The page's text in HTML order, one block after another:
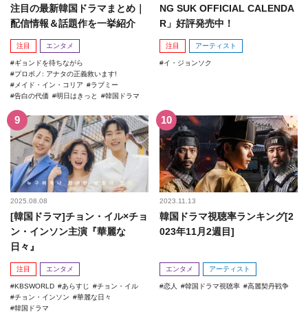
注目の最新韓国ドラマまとめ｜
配信情報＆話題作を一挙紹介
注目 エンタメ
ギョンドを待ちながら
プロボノ: アナタの正義救います!
メイド・イン・コリア
ラブミー
告白の代価
明日はきっと 韓国ドラマ
NG SUK OFFICIAL CALENDA
R」好評発売中！
注目 アーティスト
イ・ジョンソク
2025.08.08
[韓国ドラマ]チョン・イル×チョ
ン・インソン主演『華麗な
日々』
注目 エンタメ
KBSWORLD あらすじ
チョン・イル
チョン・インソン
華麗な日々
韓国ドラマ
2023.11.13
韓国ドラマ視聴率ランキング[2
023年11月2週目]
エンタメ アーティスト
恋人 韓国ドラマ視聴率 高麗契丹戦争